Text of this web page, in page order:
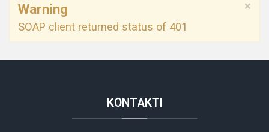
×
Warning
SOAP client returned status of 401
KONTAKTI